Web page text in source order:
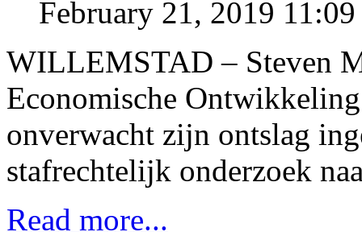
February 21, 2019
WILLEMSTAD – Steven
Economische
onverwacht zijn ontslag
stafrechtelijk onderzoek
Read more...